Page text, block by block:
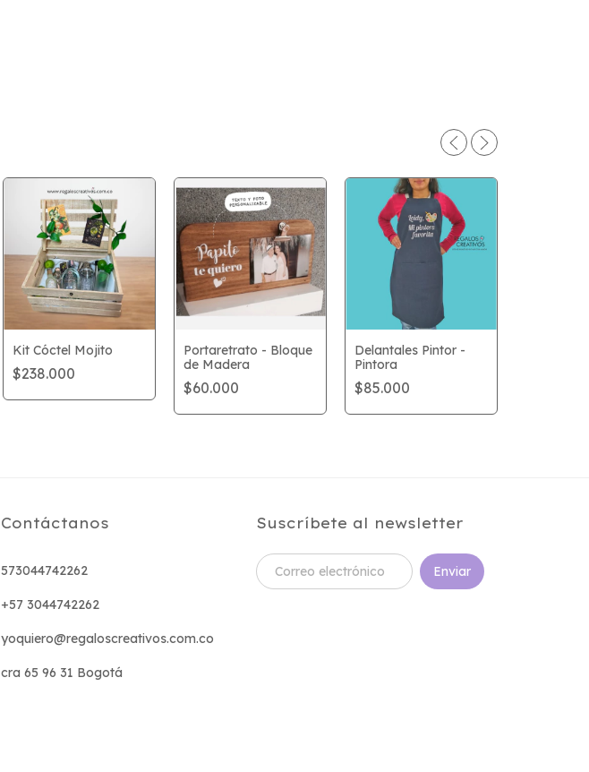
Kit Cóctel Mojito
$238.000
Portaretrato - Bloque
de Madera
$60.000
Delantales Pintor -
Pintora
$85.000
Contáctanos
573044742262
+57 3044742262
yoquiero@regaloscreativos.com.co
cra 65 96 31 Bogotá
Suscríbete al newsletter